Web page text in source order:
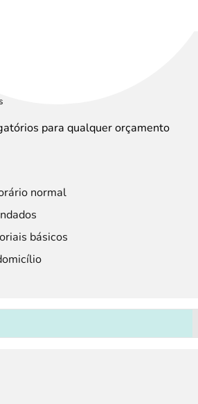
para qualquer orçamento
normal
básicos